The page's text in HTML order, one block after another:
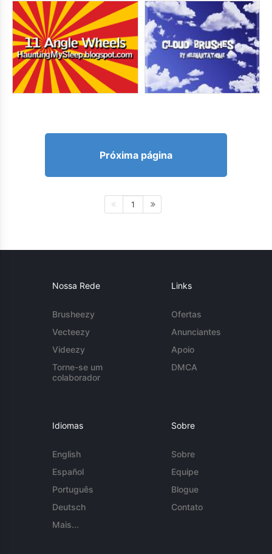
Próxima página
1
Nossa Rede
Brusheezy
Vecteezy
Videezy
Torne-se um
colaborador
Links
Ofertas
Anunciantes
Apoio
DMCA
Idiomas
English
Español
Português
Deutsch
Mais...
Sobre
Sobre
Equipe
Blogue
Contato